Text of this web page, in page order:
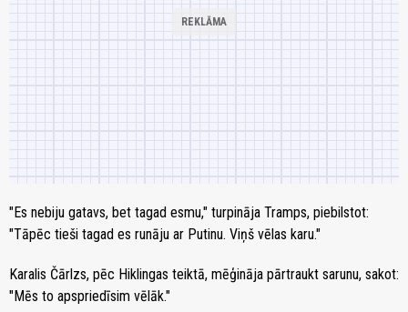
"Es nebiju gatavs, bet tagad esmu," turpināja Tramps, piebilstot:
"Tāpēc tieši tagad es runāju ar Putinu. Viņš vēlas karu."
Karalis Čārlzs, pēc Hiklingas teiktā, mēģināja pārtraukt sarunu, sakot:
"Mēs to apspriedīsim vēlāk."